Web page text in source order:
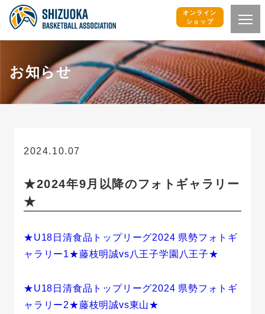
オンライン
ショップ
お知らせ
2024.10.07
★2024年9月以降のフォトギャラリー
★
★U18日清食品トップリーグ2024 県勢フォトギ
ャラリー1★藤枝明誠vs八王子学園八王子★
★U18日清食品トップリーグ2024 県勢フォトギ
ャラリー2★藤枝明誠vs東山★